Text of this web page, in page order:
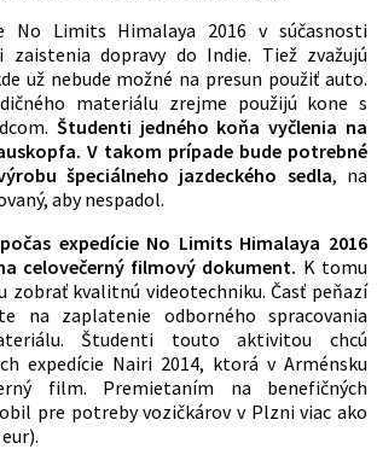
No Limits Himalaya 2016 v súčasnosti
zaistenia dopravy do Indie. Tiež zvažujú
už nebude možné na presun použiť auto.
materiálu zrejme použijú kone s
Študenti jedného koňa vyčlenia na
V takom prípade bude potrebné
špeciálneho jazdeckého sedla, na
aby nespadol.
expedície No Limits Himalaya 2016
celovečerný filmový dokument. K tomu
zobrať kvalitnú videotechniku. Časť peňazí
na zaplatenie odborného spracovania
Študenti touto aktivitou chcú
expedície Nairi 2014, ktorá v Arménsku
film. Premietaním na benefičných
pre potreby vozičkárov v Plzni viac ako